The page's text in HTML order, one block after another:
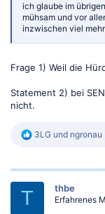
ich glaube im
mühsam und vor
inzwischen viel
Frage 1) Weil die
Statement 2) bei
nicht.
R
k
3LG und ngronau
T thbe
Erfahrenes